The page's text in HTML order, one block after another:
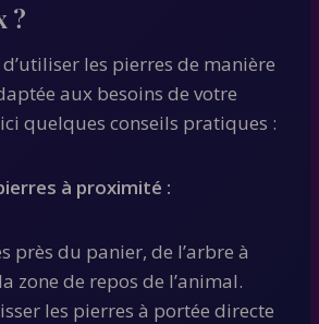
?
les pierres de manière
aux besoins de votre
quelques conseils pratiques :
à proximité :
près du panier, de l’arbre à
zone de repos de l’animal.
les pierres à portée directe